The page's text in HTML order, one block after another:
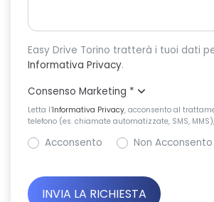
Informativa Privacy.
Consenso Marketing *
Letta l’Informativa Privacy, acconsento al
telefono (es. chiamate automatizzate, SMS,
Acconsento Non Acconsento